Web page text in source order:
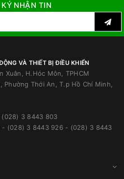
NHẬN TIN
VÀ THIẾT BỊ ĐIỀU KHIỂN
Xuân, H.Hóc Môn, TPHCM
Phường Thới An, T.p Hồ Chí Minh,
(028) 3 8443 803
- (028) 3 8443 926 - (028) 3 8443